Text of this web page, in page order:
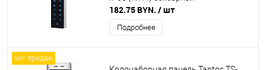
182.75 BYN. / шт
Подробнее
хит продаж